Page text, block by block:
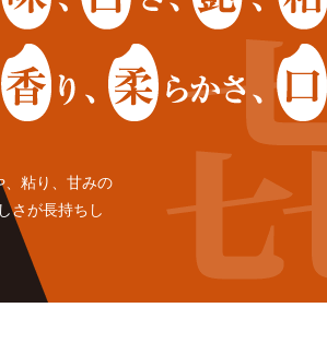
、粘り、甘みの
さが長持ちし